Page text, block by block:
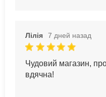
Лілія 7 дней назад
Чудовий магазин,
вдячна!